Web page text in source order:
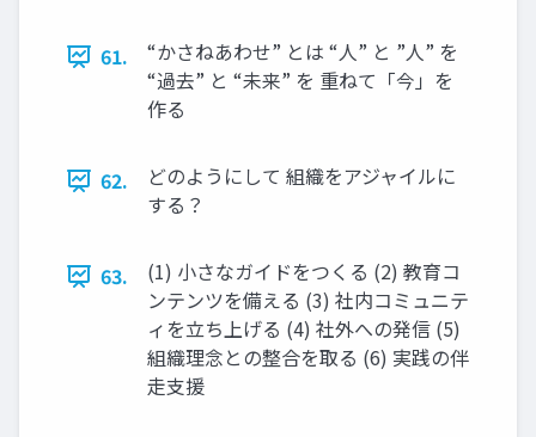
61.
“かさねあわせ” とは “⼈” と ”⼈” を
“過去” と “未来” を 重ねて「今」を
作る
62.
どのようにして 組織をアジャイルに
する？
63.
(1) ⼩さなガイドをつくる (2) 教育コ
ンテンツを備える (3) 社内コミュニテ
ィを⽴ち上げる (4) 社外への発信 (5)
組織理念との整合を取る (6) 実践の伴
⾛⽀援